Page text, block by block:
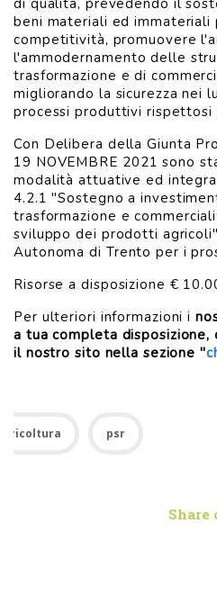
di qualità, prevedendo il
beni materiali ed immateriali
competitività, promuovere
l'ammodernamento delle
trasformazione e di
migliorando la sicurezza nei
processi produttivi rispettosi
Con Delibera della Giunta
19 NOVEMBRE 2021 sono
modalità attuative ed
4.2.1 "Sostegno a
trasformazione e
sviluppo dei prodotti
Autonoma di Trento per i
Risorse a disposizione €
Per ulteriori informazioni i
a tua completa
il nostro sito nella sezione "
psr
Share